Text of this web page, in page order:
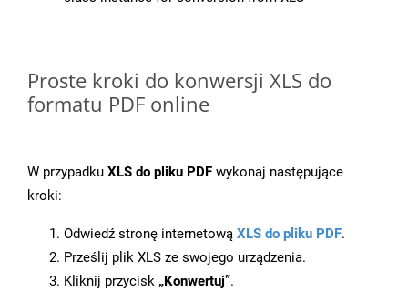
Proste kroki do konwersji XLS do
formatu PDF online
W przypadku XLS do pliku PDF wykonaj następujące
kroki:
Odwiedź stronę internetową XLS do pliku PDF.
Prześlij plik XLS ze swojego urządzenia.
Kliknij przycisk „Konwertuj”.